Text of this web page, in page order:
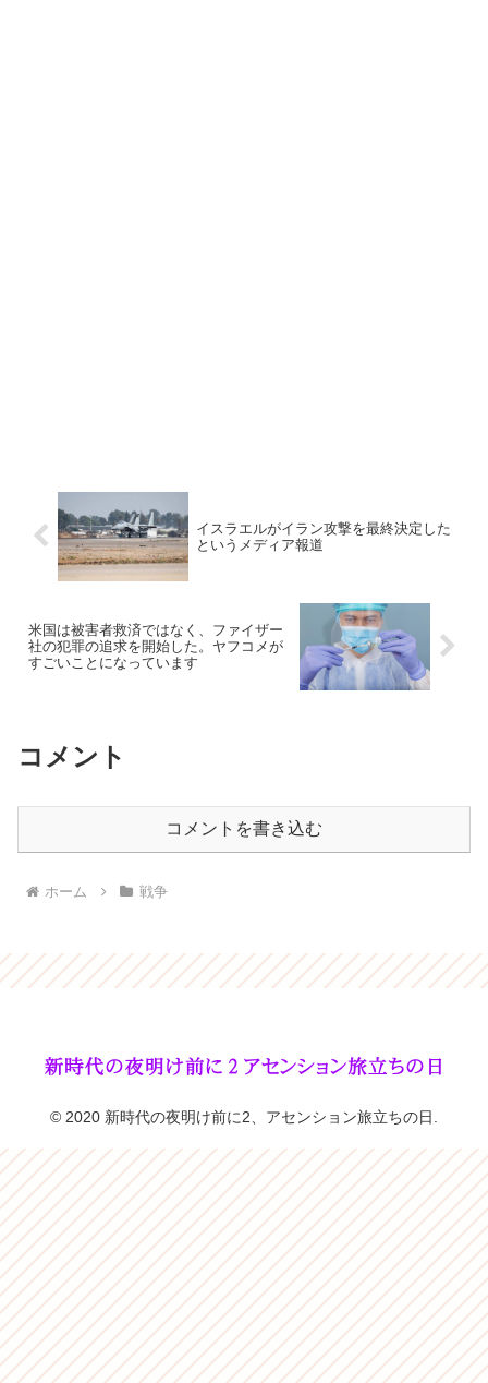
イスラエルがイラン攻撃を最終決定した
というメディア報道
米国は被害者救済ではなく、ファイザー
社の犯罪の追求を開始した。ヤフコメが
すごいことになっています
コメント
コメントを書き込む
ホーム 戦争
© 2020 新時代の夜明け前に2、アセンション旅立ちの日.